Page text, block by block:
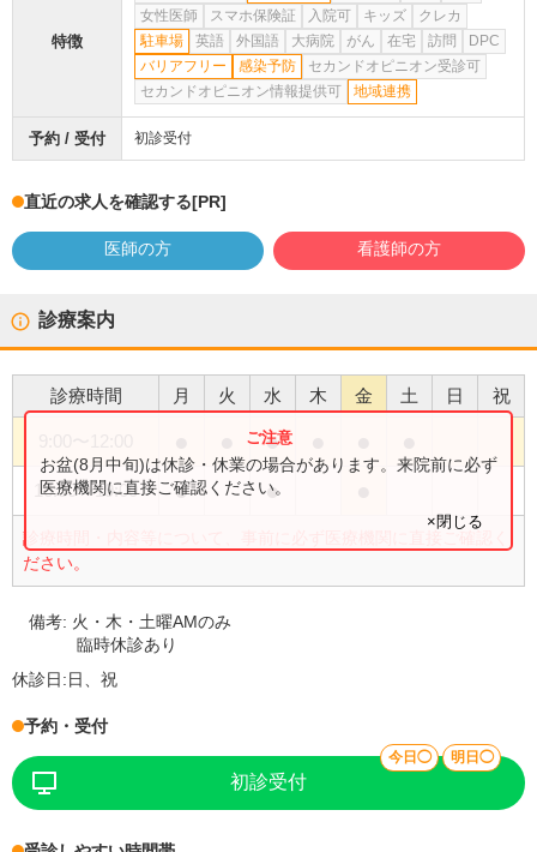
特徴
女性医師
スマホ保険証 入院可 キッズ
クレカ
駐車場
英語 外国語 大病院 がん 在宅 訪問
DPC
バリアフリー
感染予防
セカンドオピニオン受診可
セカンドオピニオン情報提供可
地域連携
予約 / 受付 初診受付
直近の求人を確認する[PR]
医師の方 看護師の方
診療案内
診療時間 月 火 水 木 金 土 日 祝
●
16:30〜19:00 ● ●
診療時間・内容等について、事前に必ず医療機関に直接ご確認く
ださい。
お盆(8月中旬)は休診・休業の場合があります。来院前に必ず
医療機関に直接ご確認ください。
×閉じる
備考: 火・木・土曜AMのみ
臨時休診あり
休診日:日、祝
予約・受付
初診受付
今日◯ 明日◯